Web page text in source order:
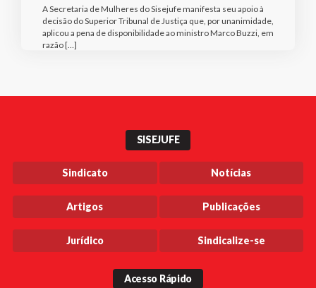
A Secretaria de Mulheres do Sisejufe manifesta seu apoio à
decisão do Superior Tribunal de Justiça que, por unanimidade,
aplicou a pena de disponibilidade ao ministro Marco Buzzi, em
razão […]
SISEJUFE
Sindicato Notícias
Artigos Publicações
Jurídico Sindicalize-se
Acesso Rápido